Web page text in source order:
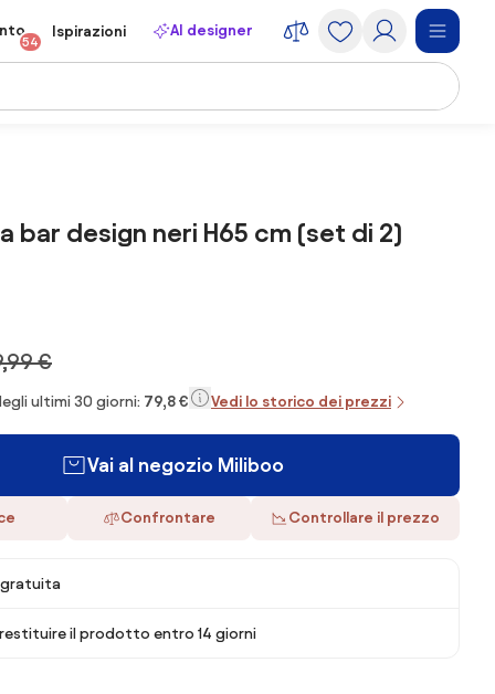
54
Ispirazioni AI designer
bar design neri H65 cm (set di 2)
€
ultimi 30 giorni: 79,8 € Vedi lo storico dei prezzi
Vai al negozio Miliboo
Confrontare Controllare il prezzo
restituire il prodotto entro 14 giorni